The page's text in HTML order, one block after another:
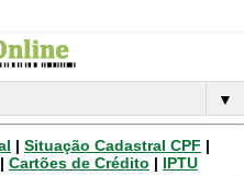
▼
| Situação Cadastral CPF |
| Cartões de Crédito | IPTU